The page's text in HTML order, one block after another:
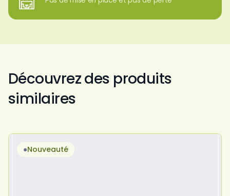
Découvrez des produits
similaires
Nouveauté